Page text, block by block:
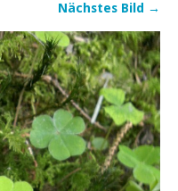
Nächstes Bild →